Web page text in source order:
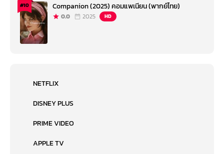
#10 Companion (2025) คอมแพเนียน (พากย์ไทย)
0.0 2025 HD
NETFLIX
DISNEY PLUS
PRIME VIDEO
APPLE TV